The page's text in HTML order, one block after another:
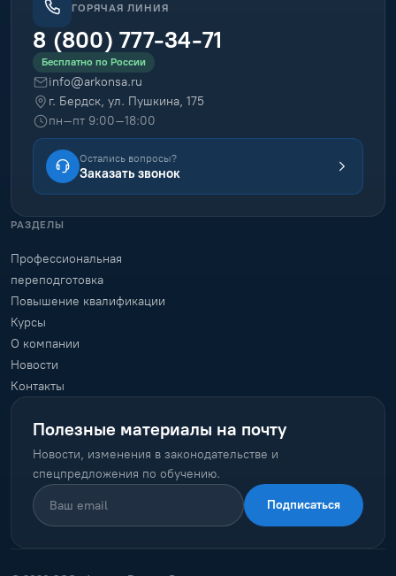
ГОРЯЧАЯ ЛИНИЯ
8 (800) 777-34-71
Бесплатно по России
info@arkonsa.ru
г. Бердск, ул. Пушкина, 175
пн–пт 9:00–18:00
Остались вопросы?
Заказать звонок
РАЗДЕЛЫ
Профессиональная
переподготовка
Повышение квалификации
Курсы
О компании
Новости
Контакты
Полезные материалы на почту
Новости, изменения в законодательстве и
спецпредложения по обучению.
Подписаться